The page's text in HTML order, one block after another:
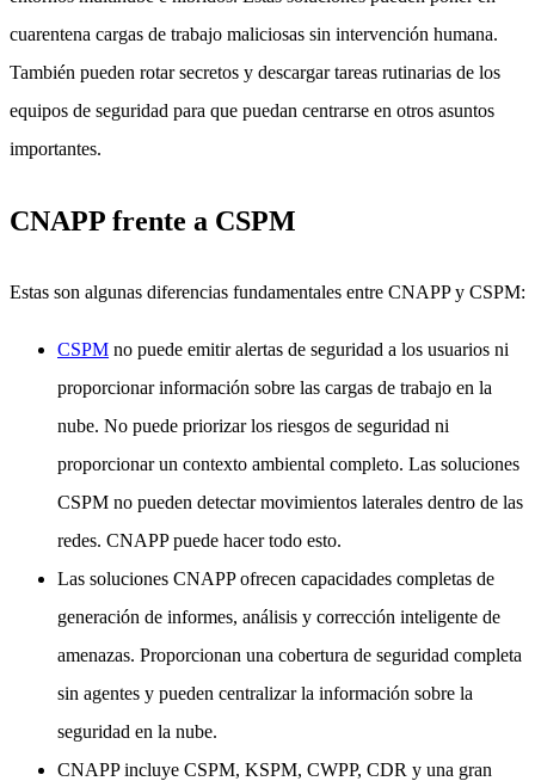
cuarentena cargas de trabajo maliciosas sin intervención humana.
También pueden rotar secretos y descargar tareas rutinarias de los
equipos de seguridad para que puedan centrarse en otros asuntos
importantes.
CNAPP frente a CSPM
Estas son algunas diferencias fundamentales entre CNAPP y CSPM:
CSPM no puede emitir alertas de seguridad a los usuarios ni
proporcionar información sobre las cargas de trabajo en la
nube. No puede priorizar los riesgos de seguridad ni
proporcionar un contexto ambiental completo. Las soluciones
CSPM no pueden detectar movimientos laterales dentro de las
redes. CNAPP puede hacer todo esto.
Las soluciones CNAPP ofrecen capacidades completas de
generación de informes, análisis y corrección inteligente de
amenazas. Proporcionan una cobertura de seguridad completa
sin agentes y pueden centralizar la información sobre la
seguridad en la nube.
CNAPP incluye CSPM, KSPM, CWPP, CDR y una gran